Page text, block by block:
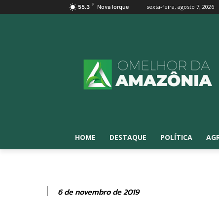
55.3 F Nova Iorque sexta-feira, agosto 7, 2026
HOME DESTAQUE POLÍTICA
6 de novembro de 2019